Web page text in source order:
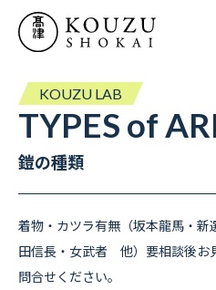
業務内容
- TV＆MOVIE
- KOUZU LAB
- MATSURI
WORKS
実績紹介
KOUZU LAB
TYPES of
鎧の種類
着物・カツラ有無（坂本龍馬・
田信長・女武者 他）要相談後お
問合せください。